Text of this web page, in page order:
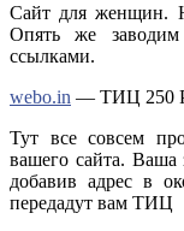
Сайт для женщин.
Опять же
ссылками.
webo.in — ТИЦ 250
Тут все совсем
вашего сайта. Ваша
добавив адрес в
передадут вам ТИЦ